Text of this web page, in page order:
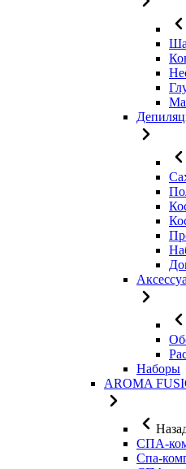
Наборы
AROMA
СПА-
Cпа-